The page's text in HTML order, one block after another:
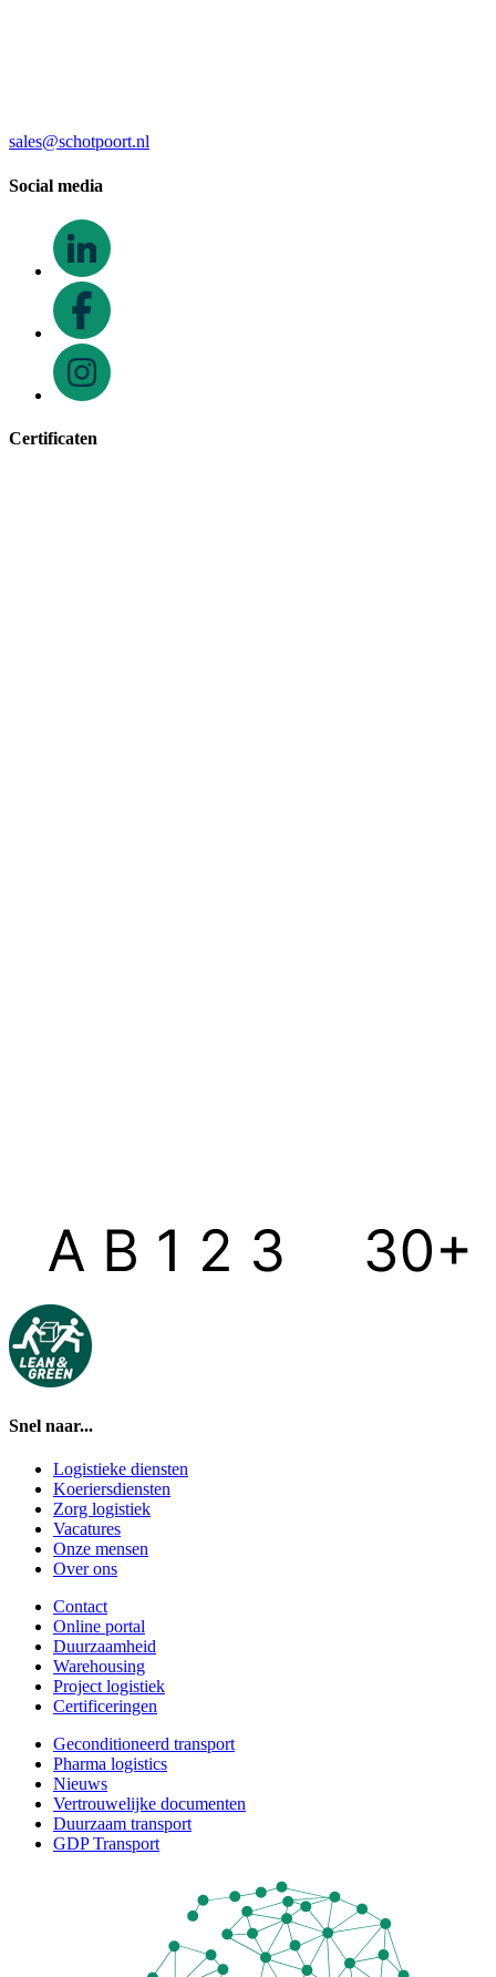
sales@schotpoort.nl
Social media
Certificaten
Snel naar...
Logistieke diensten
Koeriersdiensten
Zorg logistiek
Vacatures
Onze mensen
Over ons
Contact
Online portal
Duurzaamheid
Warehousing
Project logistiek
Certificeringen
Geconditioneerd transport
Pharma logistics
Nieuws
Vertrouwelijke documenten
Duurzaam transport
GDP Transport